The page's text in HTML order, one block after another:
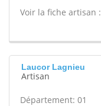
Voir la fiche artisan :
Laucor Lagnieu
Artisan
Département: 01